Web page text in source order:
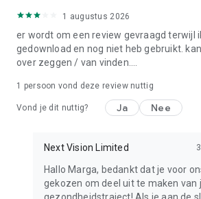
Disclaimer
doeleinden. Raadpleeg altijd je arts
dieetplan begint. Resultaten kunnen
Voorwaarden & contact
service.foodscannerai.com/static/
Contact:support@caloapp.ai
1 augustus 2026
er wordt om een review gevraagd terwijl
gedownload en nog niet heb gebruikt.
over zeggen / van vinden....
1 persoon vond deze review nuttig
Vond je dit nuttig? Ja Nee
Next Vision Limited
Hallo Marga, bedankt dat je voor
gekozen om deel uit te maken van